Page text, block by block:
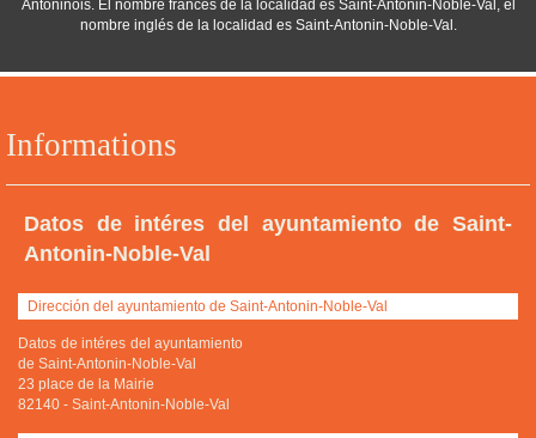
Informations
Datos de intéres del ayuntamiento de Saint-
Antonin-Noble-Val
Dirección del ayuntamiento de Saint-Antonin-Noble-Val
Datos de intéres del ayuntamiento
de Saint-Antonin-Noble-Val
23 place de la Mairie
82140 - Saint-Antonin-Noble-Val
Antoninois. El nombre francés de la localidad es Saint-Antonin-Noble-Val, el
nombre inglés de la localidad es Saint-Antonin-Noble-Val.